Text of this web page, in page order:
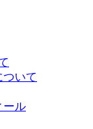
ついて
ール